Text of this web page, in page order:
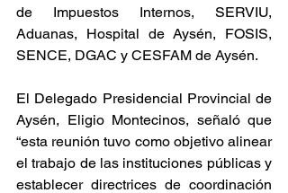
de Impuestos Internos, SERVIU,
Aduanas, Hospital de Aysén, FOSIS,
SENCE, DGAC y CESFAM de Aysén.
El Delegado Presidencial Provincial de
Aysén, Eligio Montecinos, señaló que
“esta reunión tuvo como objetivo alinear
el trabajo de las instituciones públicas y
establecer directrices de coordinación